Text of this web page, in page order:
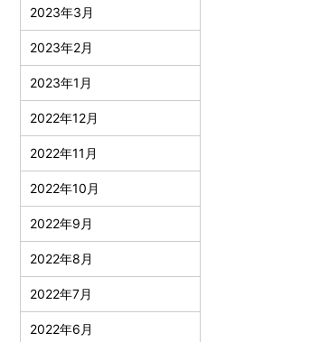
2023年3月
2023年2月
2023年1月
2022年12月
2022年11月
2022年10月
2022年9月
2022年8月
2022年7月
2022年6月